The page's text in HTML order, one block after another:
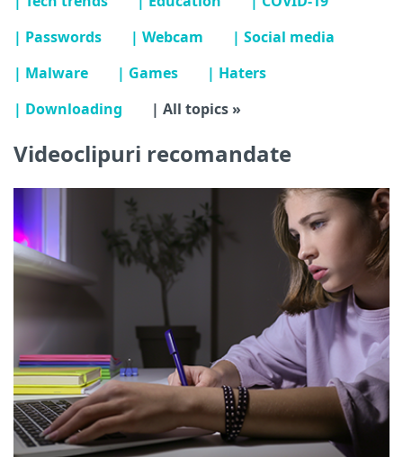
| Passwords
| Webcam
| Social media
| Malware
| Games
| Haters
| Downloading
| All topics »
Videoclipuri recomandate